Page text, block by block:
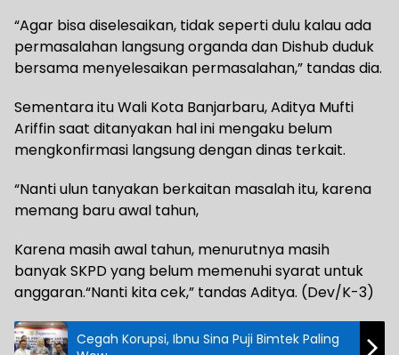
“Agar bisa diselesaikan, tidak seperti dulu kalau ada
permasalahan langsung organda dan Dishub duduk
bersama menyelesaikan permasalahan,” tandas dia.
Sementara itu Wali Kota Banjarbaru, Aditya Mufti
Ariffin saat ditanyakan hal ini mengaku belum
mengkonfirmasi langsung dengan dinas terkait.
“Nanti ulun tanyakan berkaitan masalah itu, karena
memang baru awal tahun,
Karena masih awal tahun, menurutnya masih
banyak SKPD yang belum memenuhi syarat untuk
anggaran.“Nanti kita cek,” tandas Aditya. (Dev/K-3)
Cegah Korupsi, Ibnu Sina Puji Bimtek Paling